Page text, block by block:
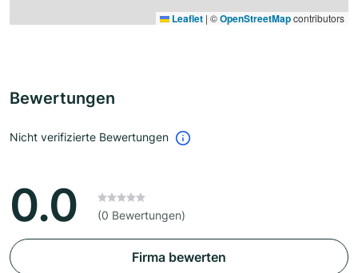
Leaflet | ©OpenStreetMapcontributors
Bewertungen
Nicht verifizierte Bewertungen
0.0 (0 Bewertungen)
Firma bewerten